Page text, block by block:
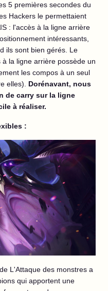
5 premières secondes du
Hackers le permettaient
: l'accès à la ligne arrière
intéressants,
ils sont bien gérés. Le
la ligne arrière possède un
les compos à un seul
elles). Dorénavant, nous
de carry sur la ligne
à réaliser.
:
L'Attaque des monstres a
qui apportent une